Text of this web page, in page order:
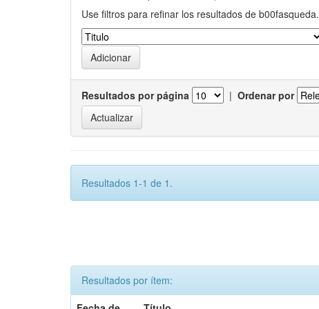
Use filtros para refinar los resultados de b00fasqueda.
Resultados por página | Ordenar por
Resultados 1-1 de 1.
Resultados por ítem: